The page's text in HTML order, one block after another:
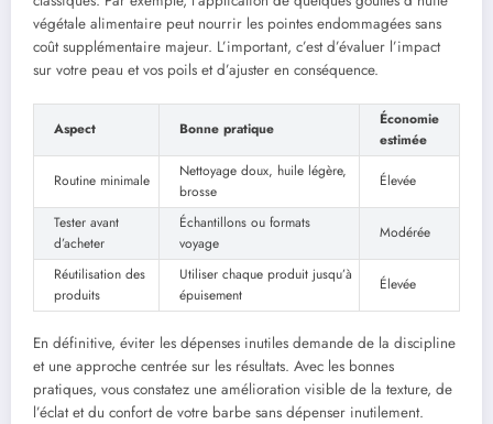
végétale alimentaire peut nourrir les pointes endommagées sans
coût supplémentaire majeur. L’important, c’est d’évaluer l’impact
sur votre peau et vos poils et d’ajuster en conséquence.
Aspect Bonne pratique
Économie
estimée
Routine minimale
Nettoyage doux, huile légère,
brosse
Élevée
Tester avant
d’acheter
Échantillons ou formats
voyage
Modérée
Réutilisation des
produits
Utiliser chaque produit jusqu’à
épuisement
Élevée
En définitive, éviter les dépenses inutiles demande de la discipline
et une approche centrée sur les résultats. Avec les bonnes
pratiques, vous constatez une amélioration visible de la texture, de
l’éclat et du confort de votre barbe sans dépenser inutilement.